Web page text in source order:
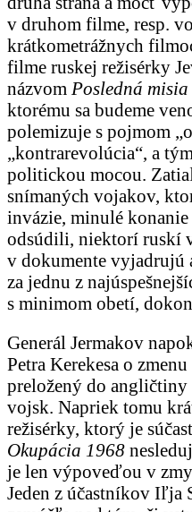
v druhom filme, resp.
krátkometrážnych
filme ruskej režisérky
názvom Posledná
ktorému sa budeme
polemizuje s pojmom
„kontrarevolúcia“, a
politickou mocou.
snímaných vojakov,
invázie, minulé
odsúdili, niektorí ruskí
v dokumente vyjadrujú
za jednu z
s minimom obetí,
Generál Jermakov
Petra Kerekesa o
preložený do angličtiny
vojsk. Napriek tomu
režisérky, ktorý je
Okupácia 1968
je len výpoveďou v
Jeden z účastníkov